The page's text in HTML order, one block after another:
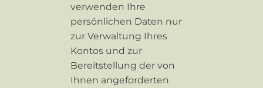
verwenden Ihre
persönlichen Daten nur
zur Verwaltung Ihres
Kontos und zur
Bereitstellung der von
Ihnen angeforderten